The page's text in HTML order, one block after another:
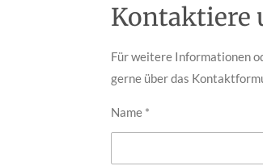
Kontaktiere
Für weitere Informationen
gerne über das
Name *